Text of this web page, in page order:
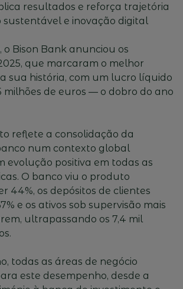
resultados e reforça trajetória
sustentável e inovação digital
o Bison Bank anunciou os
que marcaram o melhor
sua história, com um lucro líquido
milhões de euros — o dobro do ano
reflete a consolidação da
num contexto global
evolução positiva em todas as
O banco viu o produto
44%, os depósitos de clientes
e os ativos sob supervisão mais
ultrapassando os 7,4 mil
todas as áreas de negócio
este desempenho, desde a